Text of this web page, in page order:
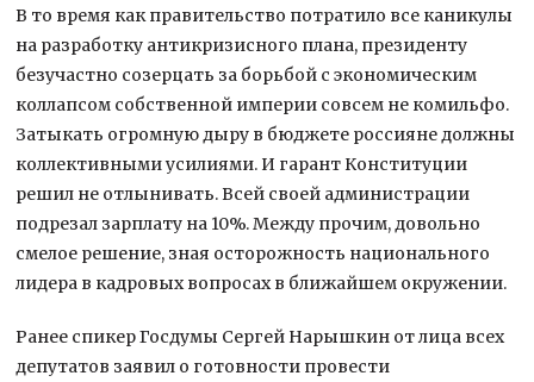
В то время как правительство потратило все каникулы
на разработку антикризисного плана, президенту
безучастно созерцать за борьбой с экономическим
коллапсом собственной империи совсем не комильфо.
Затыкать огромную дыру в бюджете россияне должны
коллективными усилиями. И гарант Конституции
решил не отлынивать. Всей своей администрации
подрезал зарплату на 10%. Между прочим, довольно
смелое решение, зная осторожность национального
лидера в кадровых вопросах в ближайшем окружении.
Ранее спикер Госдумы Сергей Нарышкин от лица всех
депутатов заявил о готовности провести